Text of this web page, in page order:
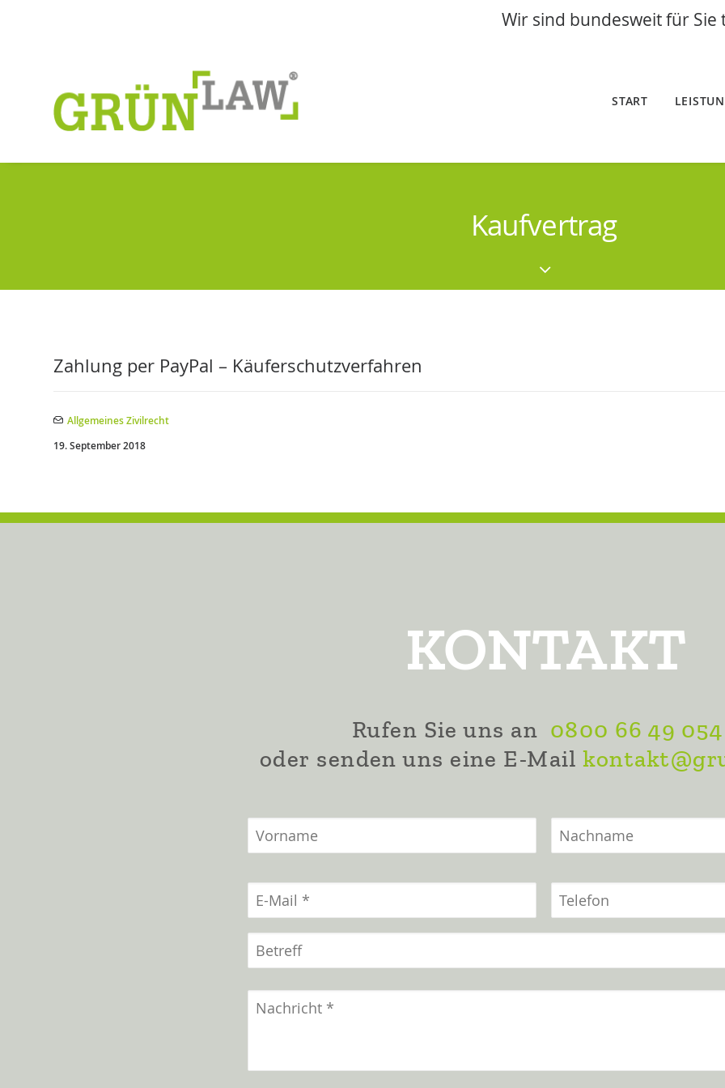
Wir sind bundesweit für
START
Kaufvertrag
Zahlung per PayPal – Käuferschutzverfahren
Allgemeines Zivilrecht
19. September 2018
KONTAKT
Rufen Sie uns an 0800 66 49 054
oder senden uns eine E-Mail